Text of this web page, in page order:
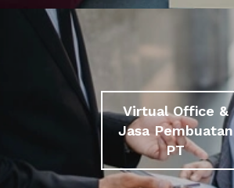
Virtual Office &
Jasa Pembuatan
PT